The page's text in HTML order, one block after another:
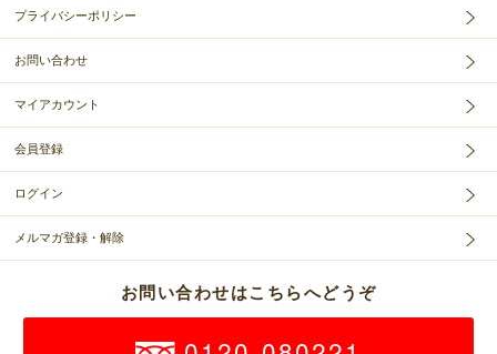
プライバシーポリシー
お問い合わせ
マイアカウント
会員登録
ログイン
メルマガ登録・解除
お問い合わせはこちらへどうぞ